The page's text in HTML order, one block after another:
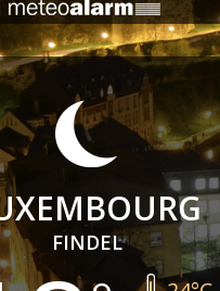
FINDEL